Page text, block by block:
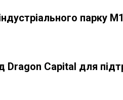
парку
Dragon Capital для